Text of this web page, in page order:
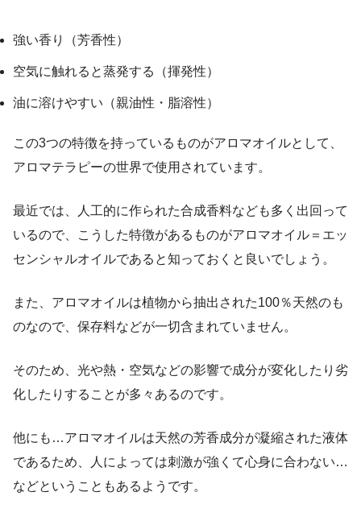
強い香り（芳香性）
空気に触れると蒸発する（揮発性）
油に溶けやすい（親油性・脂溶性）
この3つの特徴を持っているものがアロマオイルとして、
アロマテラピーの世界で使用されています。
最近では、人工的に作られた合成香料なども多く出回って
いるので、こうした特徴があるものがアロマオイル＝エッ
センシャルオイルであると知っておくと良いでしょう。
また、アロマオイルは植物から抽出された100％天然のも
のなので、保存料などが一切含まれていません。
そのため、光や熱・空気などの影響で成分が変化したり劣
化したりすることが多々あるのです。
他にも…アロマオイルは天然の芳香成分が凝縮された液体
であるため、人によっては刺激が強くて心身に合わない…
などということもあるようです。